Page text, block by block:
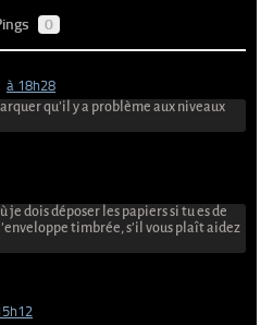
0
à 18h28
qu’il y a problème aux niveaux
je dois déposer les papiers si tu es de
timbrée, s’il vous plaît aidez